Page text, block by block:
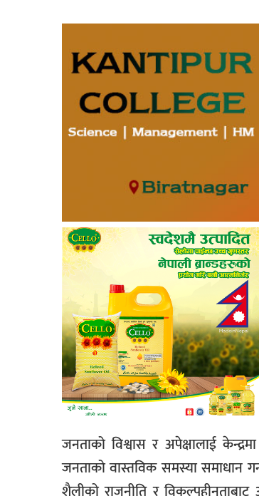
जनताको विश्वास र अपेक्षालाई
जनताको वास्तविक समस्या समाधान